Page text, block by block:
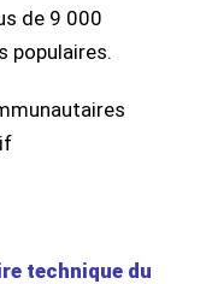
de 9 000
populaires.
technique du